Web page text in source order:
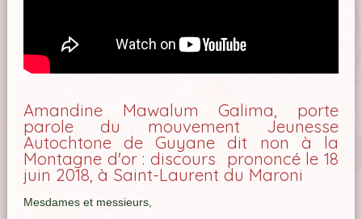
Amandine Mawalum Galima, porte
parole du mouvement Jeunesse
Autochtone de Guyane dit non à la
Montagne d'or : discours prononcé le 18
juin 2018, à Saint-Laurent du Maroni
Mesdames et messieurs,